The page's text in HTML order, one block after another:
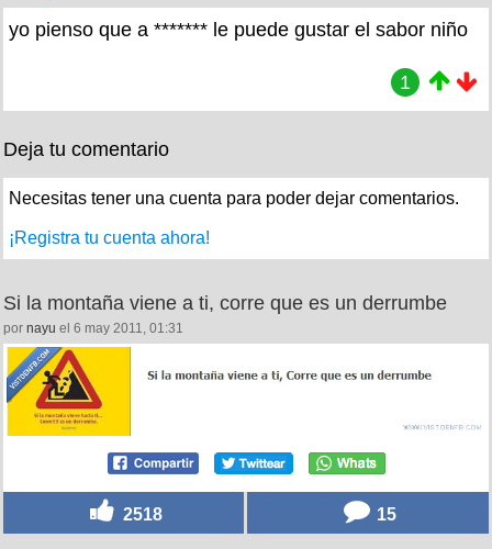
yo pienso que a ******* le puede gustar el sabor niño
1
Deja tu comentario
Necesitas tener una cuenta para poder dejar comentarios.
¡Registra tu cuenta ahora!
Si la montaña viene a ti, corre que es un derrumbe
por nayu el 6 may 2011, 01:31
2518 15